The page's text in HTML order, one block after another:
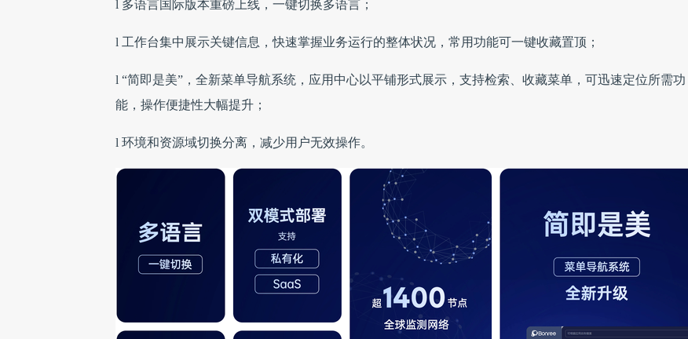
l 多语言国际版本重磅上线，一键切换多语言；
l 工作台集中展示关键信息，快速掌握业务运行的整体状况，常用功能可一键收藏置顶；
l “简即是美”，全新菜单导航系统，应用中心以平铺形式展示，支持检索、收藏菜单，可迅速定位所需功
能，操作便捷性大幅提升；
l 环境和资源域切换分离，减少用户无效操作。